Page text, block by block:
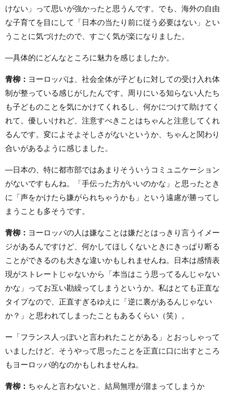
けない」って思いが強かったと思うんです。でも、海外の自由
な子育てを目にして「日本の当たり前に従う必要はない」とい
うことに気づけたので、すごく気が楽になりました。
―具体的にどんなところに魅力を感じましたか。
青柳： ヨーロッパは、社会全体が子どもに対しての受け入れ体
制が整っている感じがしたんです。周りにいる知らない人たち
も子どものことを気にかけてくれるし、何かにつけて助けてく
れて。優しいけれど、注意すべきことはちゃんと注意してくれ
るんです。変によそよそしさがないというか、ちゃんと関わり
合いがあるように感じました。
―日本の、特に都市部ではあまりそういうコミュニケーション
がないですもんね。「手伝った方がいいのかな」と思ったとき
に「声をかけたら嫌がられちゃうかも」という遠慮が勝ってし
まうことも多そうです。
青柳： ヨーロッパの人は嫌なことは嫌だとはっきり言うイメー
ジがあるんですけど、何かしてほしくないときにきっぱり断る
ことができるのも大きな違いかもしれませんね。日本は感情表
現がストレートじゃないから「本当はこう思ってるんじゃない
かな」ってお互い勘繰ってしまうというか。私はとても正直な
タイプなので、正直すぎるゆえに「逆に裏があるんじゃない
か？」と思われてしまったこともあるくらい（笑）。
ー「フランス人っぽいと言われたことがある」とおっしゃって
いましたけど、そうやって思ったことを正直に口に出すところ
もヨーロッパ的なのかもしれませんね。
青柳： ちゃんと言わないと、結局無理が溜まってしまうか